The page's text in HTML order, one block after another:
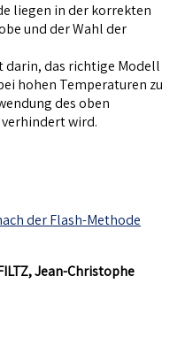
liegen in der korrekten
und der Wahl der
darin, das richtige Modell
hohen Temperaturen zu
des oben
wird.
der Flash-Methode
Jean-Christophe